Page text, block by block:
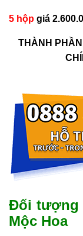
5 hộp giá
THÀNH
Đối tượng
Mộc Hoa